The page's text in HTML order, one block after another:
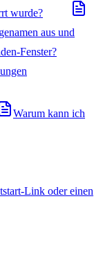
wurde?
aus und
Fenster?
Warum kann ich
Link oder einen